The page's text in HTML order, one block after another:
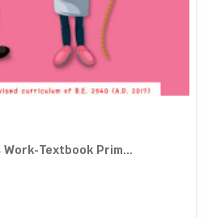
Textbook Prim...